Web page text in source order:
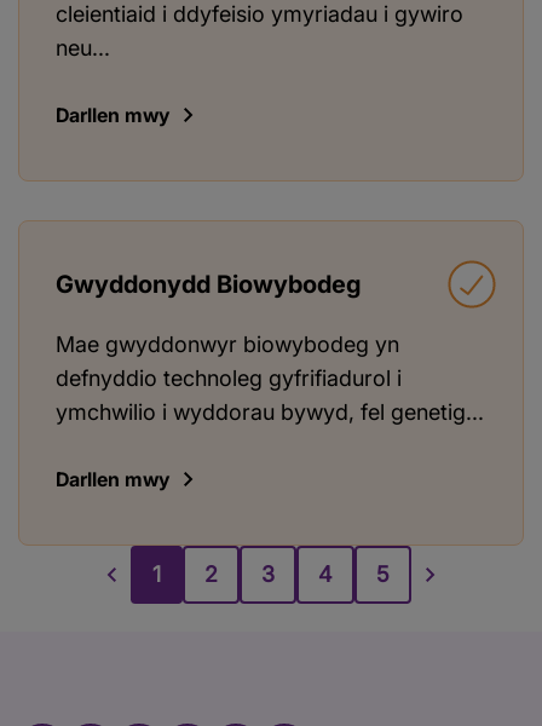
cleientiaid i ddyfeisio ymyriadau i gywiro
neu...
Darllen mwy
Gwyddonydd Biowybodeg
Mae gwyddonwyr biowybodeg yn
defnyddio technoleg gyfrifiadurol i
ymchwilio i wyddorau bywyd, fel genetig...
Darllen mwy
1 2 3 4 5